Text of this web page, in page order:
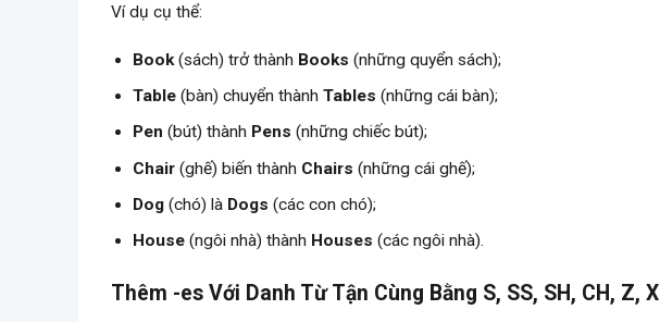
Ví dụ cụ thể:
Book(sách) trở thành Books (những quyển sách);
Table (bàn) chuyển thànhTables (những cái bàn);
Pen (bút) thành Pens (những chiếc bút);
Chair (ghế) biến thành Chairs (những cái ghế);
Dog (chó) là Dogs (các con chó);
House (ngôi nhà) thành Houses (các ngôi nhà).
Thêm -es Với Danh Từ Tận Cùng Bằng S, SS, SH, CH, Z, X